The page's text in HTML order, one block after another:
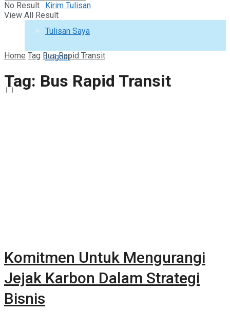
Kirim Tulisan
Tulisan Saya
Logout
No Result
View All Result
Home Tag Bus Rapid Transit
Tag: Bus Rapid Transit
Komitmen Untuk Mengurangi
Jejak Karbon Dalam Strategi
Bisnis